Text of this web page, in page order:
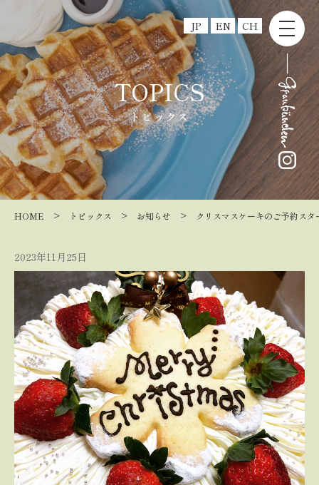
JP EN CH
TOPICS
トピックス
HOME > トピックス > お知らせ > クリスマスケーキのご予約スタ
2023年11月25日